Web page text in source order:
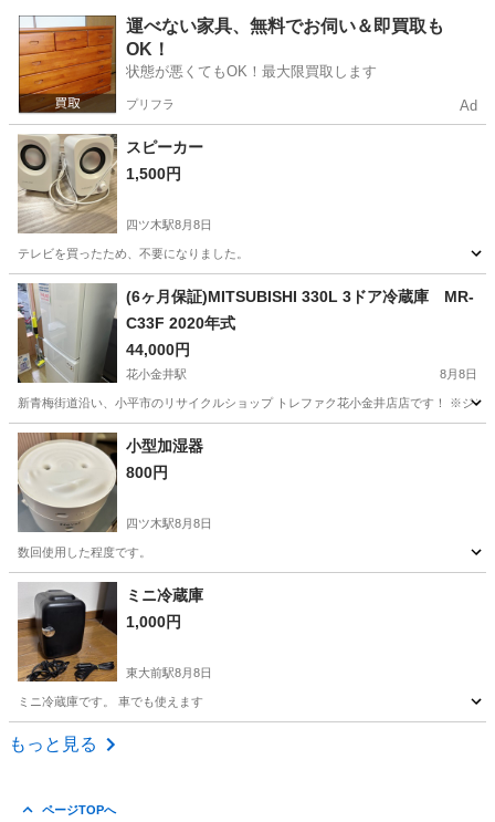
東京 港区 麻布十番駅 テレビ ボタン
運べない家具、無料でお伺い＆即買取も
OK！
状態が悪くてもOK！最大限買取します
プリフラ Ad
スピーカー
1,500円
四ツ木駅8月8日
テレビを買ったため、不要になりました。
東京 葛飾区 四ツ木駅
(6ヶ月保証)MITSUBISHI 330L 3ドア冷蔵庫 MR-
C33F 2020年式
44,000円
花小金井駅 8月8日
新青梅街道沿い、小平市のリサイクルショップ トレファク花小金井店店です！ ※ジ
東京 小平市 花小金井駅
小型加湿器
800円
四ツ木駅8月8日
数回使用した程度です。
東京 葛飾区 四ツ木駅
ミニ冷蔵庫
1,000円
東大前駅8月8日
ミニ冷蔵庫です。 車でも使えます
東京 文京区
もっと見る
ページTOPへ